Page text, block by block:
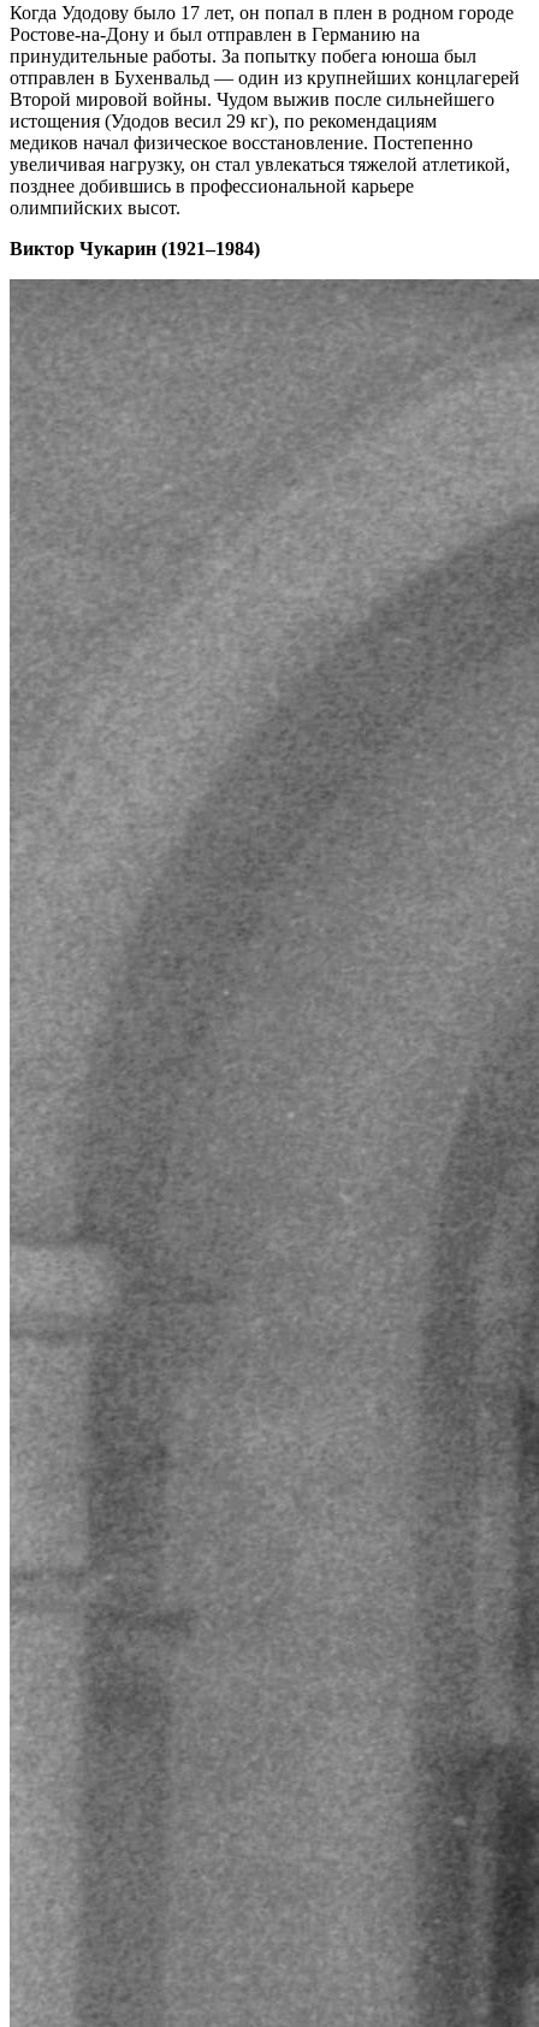
Когда Удодову было 17 лет, он попал в плен в родном городе
Ростове-на-Дону и был отправлен в Германию на
принудительные работы. За попытку побега юноша был
отправлен в Бухенвальд — один из крупнейших концлагерей
Второй мировой войны. Чудом выжив после сильнейшего
истощения (Удодов весил 29 кг), по рекомендациям
медиков начал физическое восстановление. Постепенно
увеличивая нагрузку, он стал увлекаться тяжелой атлетикой,
позднее добившись в профессиональной карьере
олимпийских высот.
Виктор Чукарин (1921–1984)